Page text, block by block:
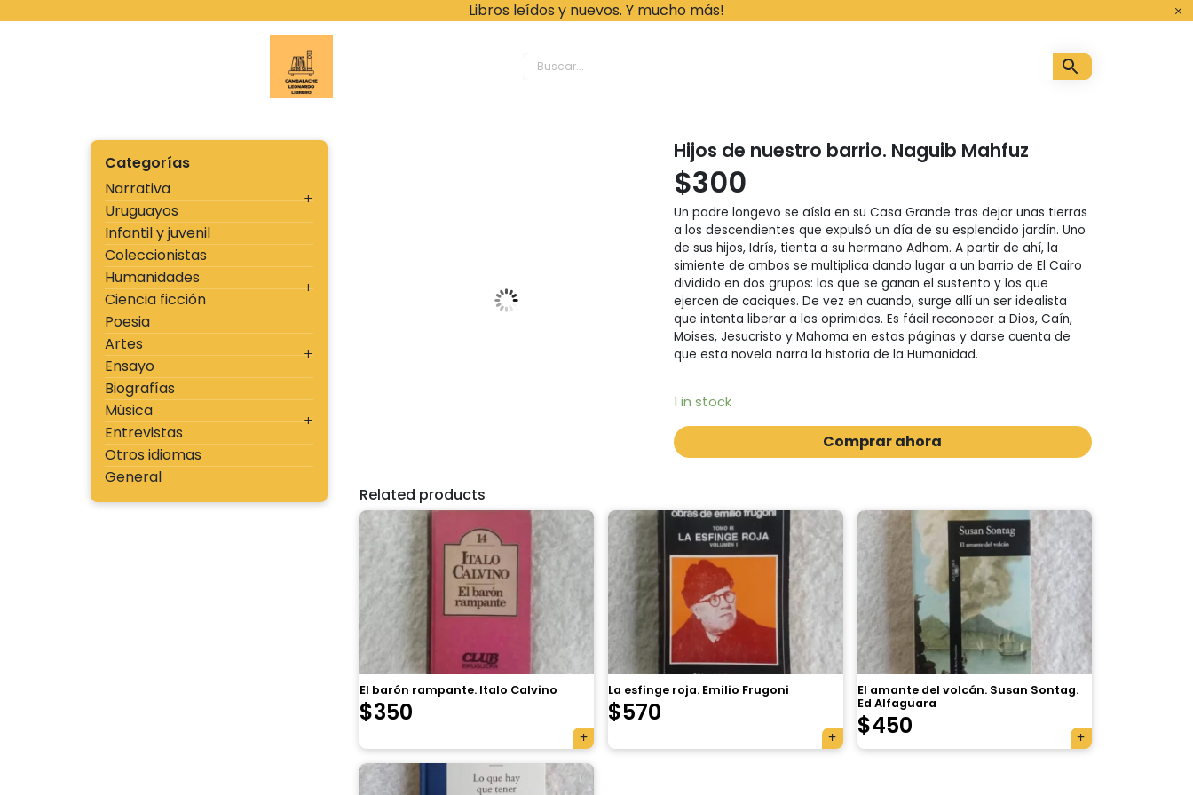
Libros leídos y nuevos. Y mucho más!
Categorías
Narrativa
Uruguayos
Infantil y juvenil
Coleccionistas
Humanidades
Ciencia ficción
Poesia
Artes
Ensayo
Biografías
Música
Entrevistas
Otros idiomas
General
Hijos de nuestro barrio. Naguib Mahfuz
$300
Un padre longevo se aísla en su Casa Grande tras dejar unas tierras
a los descendientes que expulsó un día de su esplendido jardín. Uno
de sus hijos, Idrís, tienta a su hermano Adham. A partir de ahí, la
simiente de ambos se multiplica dando lugar a un barrio de El Cairo
dividido en dos grupos: los que se ganan el sustento y los que
ejercen de caciques. De vez en cuando, surge allí un ser idealista
que intenta liberar a los oprimidos. Es fácil reconocer a Dios, Caín,
Moises, Jesucristo y Mahoma en estas páginas y darse cuenta de
que esta novela narra la historia de la Humanidad.
1 in stock
Comprar ahora
Related products
El barón rampante. Italo Calvino
$350
La esfinge roja. Emilio Frugoni
$570
El amante del volcán. Susan Sontag.
Ed Alfaguara
$450